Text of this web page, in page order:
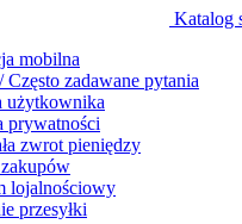
Katalog
mobilna
Często zadawane pytania
użytkownika
prywatności
zwrot pieniędzy
lojalnościowy
przesyłki